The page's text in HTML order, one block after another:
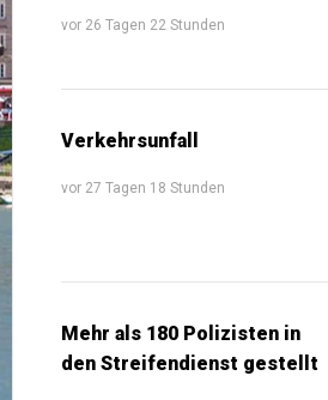
vor 26 Tagen 22 Stunden
Verkehrsunfall
vor 27 Tagen 18 Stunden
Mehr als 180 Polizisten in
den Streifendienst gestellt